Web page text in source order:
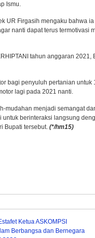
Ismu.
UR Firgasih mengaku bahwa
nanti dapat terus termotivasi
tahun anggaran
bagi penyuluh pertanian untuk
lagi pada 2021 nanti.
mudahan menjadi semangat
berinteraksi langsung
Bupati tersebut. (*/hm15)
Ketua ASKOMPSI
Berbangsa dan Bernegara